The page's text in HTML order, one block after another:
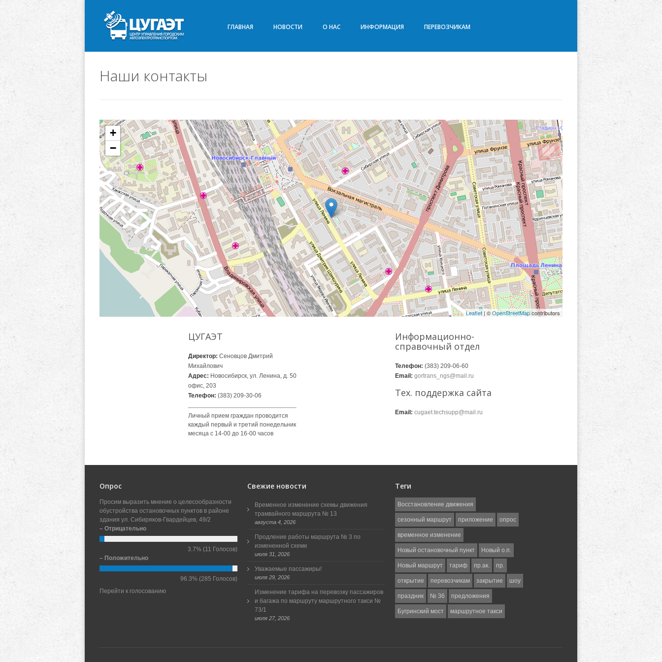
ГЛАВНАЯ НОВОСТИ О НАС ИНФОРМАЦИЯ ПЕРЕВОЗЧИКАМ
Наши контакты
+
−
Leaflet| ©OpenStreetMapcontributors
ЦУГАЭТ
Директор: Сеновцов Дмитрий
Михайлович
Адрес: Новосибирск, ул. Ленина, д. 50
офис, 203
Телефон: (383) 209-30-06
Личный прием граждан проводится
каждый первый и третий понедельник
месяца с 14-00 до 16-00 часов
Информационно-
справочный отдел
Телефон: (383) 209-06-60
Email: gortrans_ngs@mail.ru
Тех. поддержка сайта
Email: cugaet.techsupp@mail.ru
Опрос
Просим выразить мнение о целесообразности
обустройства остановочных пунктов в районе
здания ул. Сибиряков-Гвардейцев, 49/2
– Отрицательно
3.7% (11 Голосов)
– Положительно
96.3% (285 Голосов)
Перейти к голосованию
Свежие новости
Временное изменение схемы движения
трамвайного маршрута № 13
августа 4, 2026
Продление работы маршрута № 3 по
измененной схеме
июля 31, 2026
Уважаемые пассажиры!
июля 29, 2026
Изменение тарифа на перевозку пассажиров
и багажа по маршруту маршрутного такси №
73/1
июля 27, 2026
Теги
Восстановление движения
сезонный маршрут приложение опрос
временное изменение
Новый остановочный пункт Новый о.п.
Новый маршрут тариф пр.ак. пр.
открытие перевозчикам закрытие шоу
праздник № 36 предложения
Бугринский мост маршрутное такси